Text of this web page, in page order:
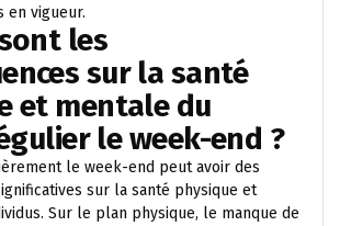
en vigueur.
les
sur la santé
et mentale du
le week-end ?
le week-end peut avoir des
sur la santé physique et
Sur le plan physique, le manque de